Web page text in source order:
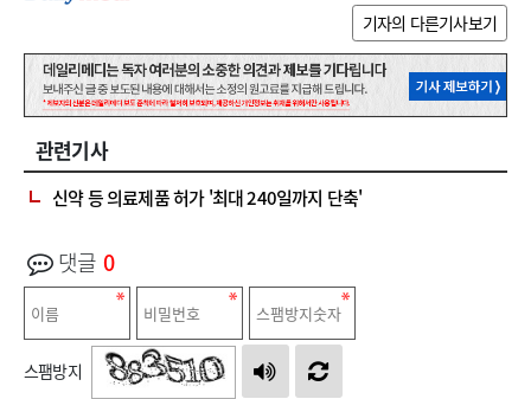
기자의 다른기사보기
관련기사
신약 등 의료제품 허가 '최대 240일까지 단축'
댓글 0
스팸방지